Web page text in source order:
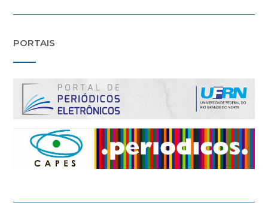
PORTAIS